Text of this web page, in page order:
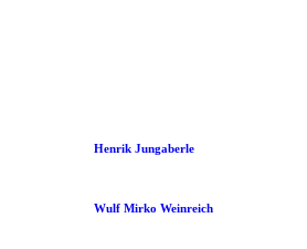
Henrik Jungaberle
Wulf Mirko Weinreich